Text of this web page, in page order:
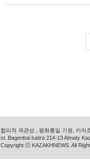
합리적 객관성 , 평화통일 기원, 카
st. Bagenbai batira 214-13 Almaty
Copyright ⓒ KAZAKHNEWS. All